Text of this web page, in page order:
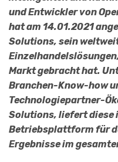
und Entwickler von
hat am 14.01.2021
Solutions, sein
Markt gebracht hat.
Branchen-Know-how
Technologiepartner-
Solutions, liefert diese
Betriebsplattform für
Ergebnisse im